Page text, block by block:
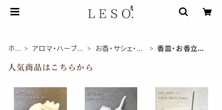
ホ
アロマ・ハーブ関
お香・サシェ・キ
香皿・お香立て・
人気商品はこちらから